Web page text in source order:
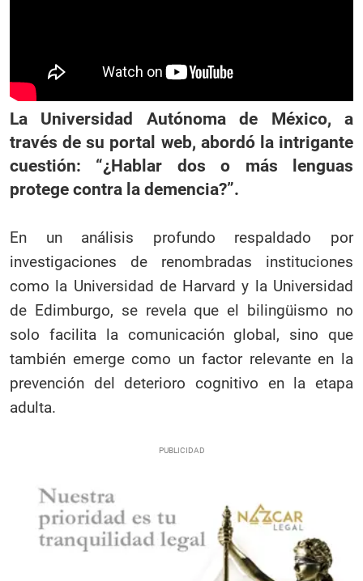
La Universidad Autónoma de México, a
través de su portal web, abordó la intrigante
cuestión: “¿Hablar dos o más lenguas
protege contra la demencia?”.
En un análisis profundo respaldado por
investigaciones de renombradas instituciones
como la Universidad de Harvard y la Universidad
de Edimburgo, se revela que el bilingüismo no
solo facilita la comunicación global, sino que
también emerge como un factor relevante en la
prevención del deterioro cognitivo en la etapa
adulta.